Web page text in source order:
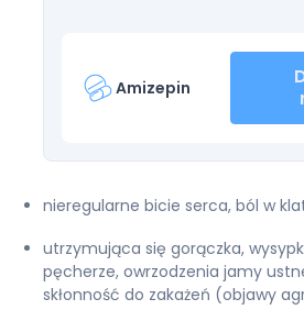
Amizepin
nieregularne bicie serca, ból w
utrzymująca się gorączka,
pęcherze, owrzodzenia jamy
skłonność do zakażeń (objawy